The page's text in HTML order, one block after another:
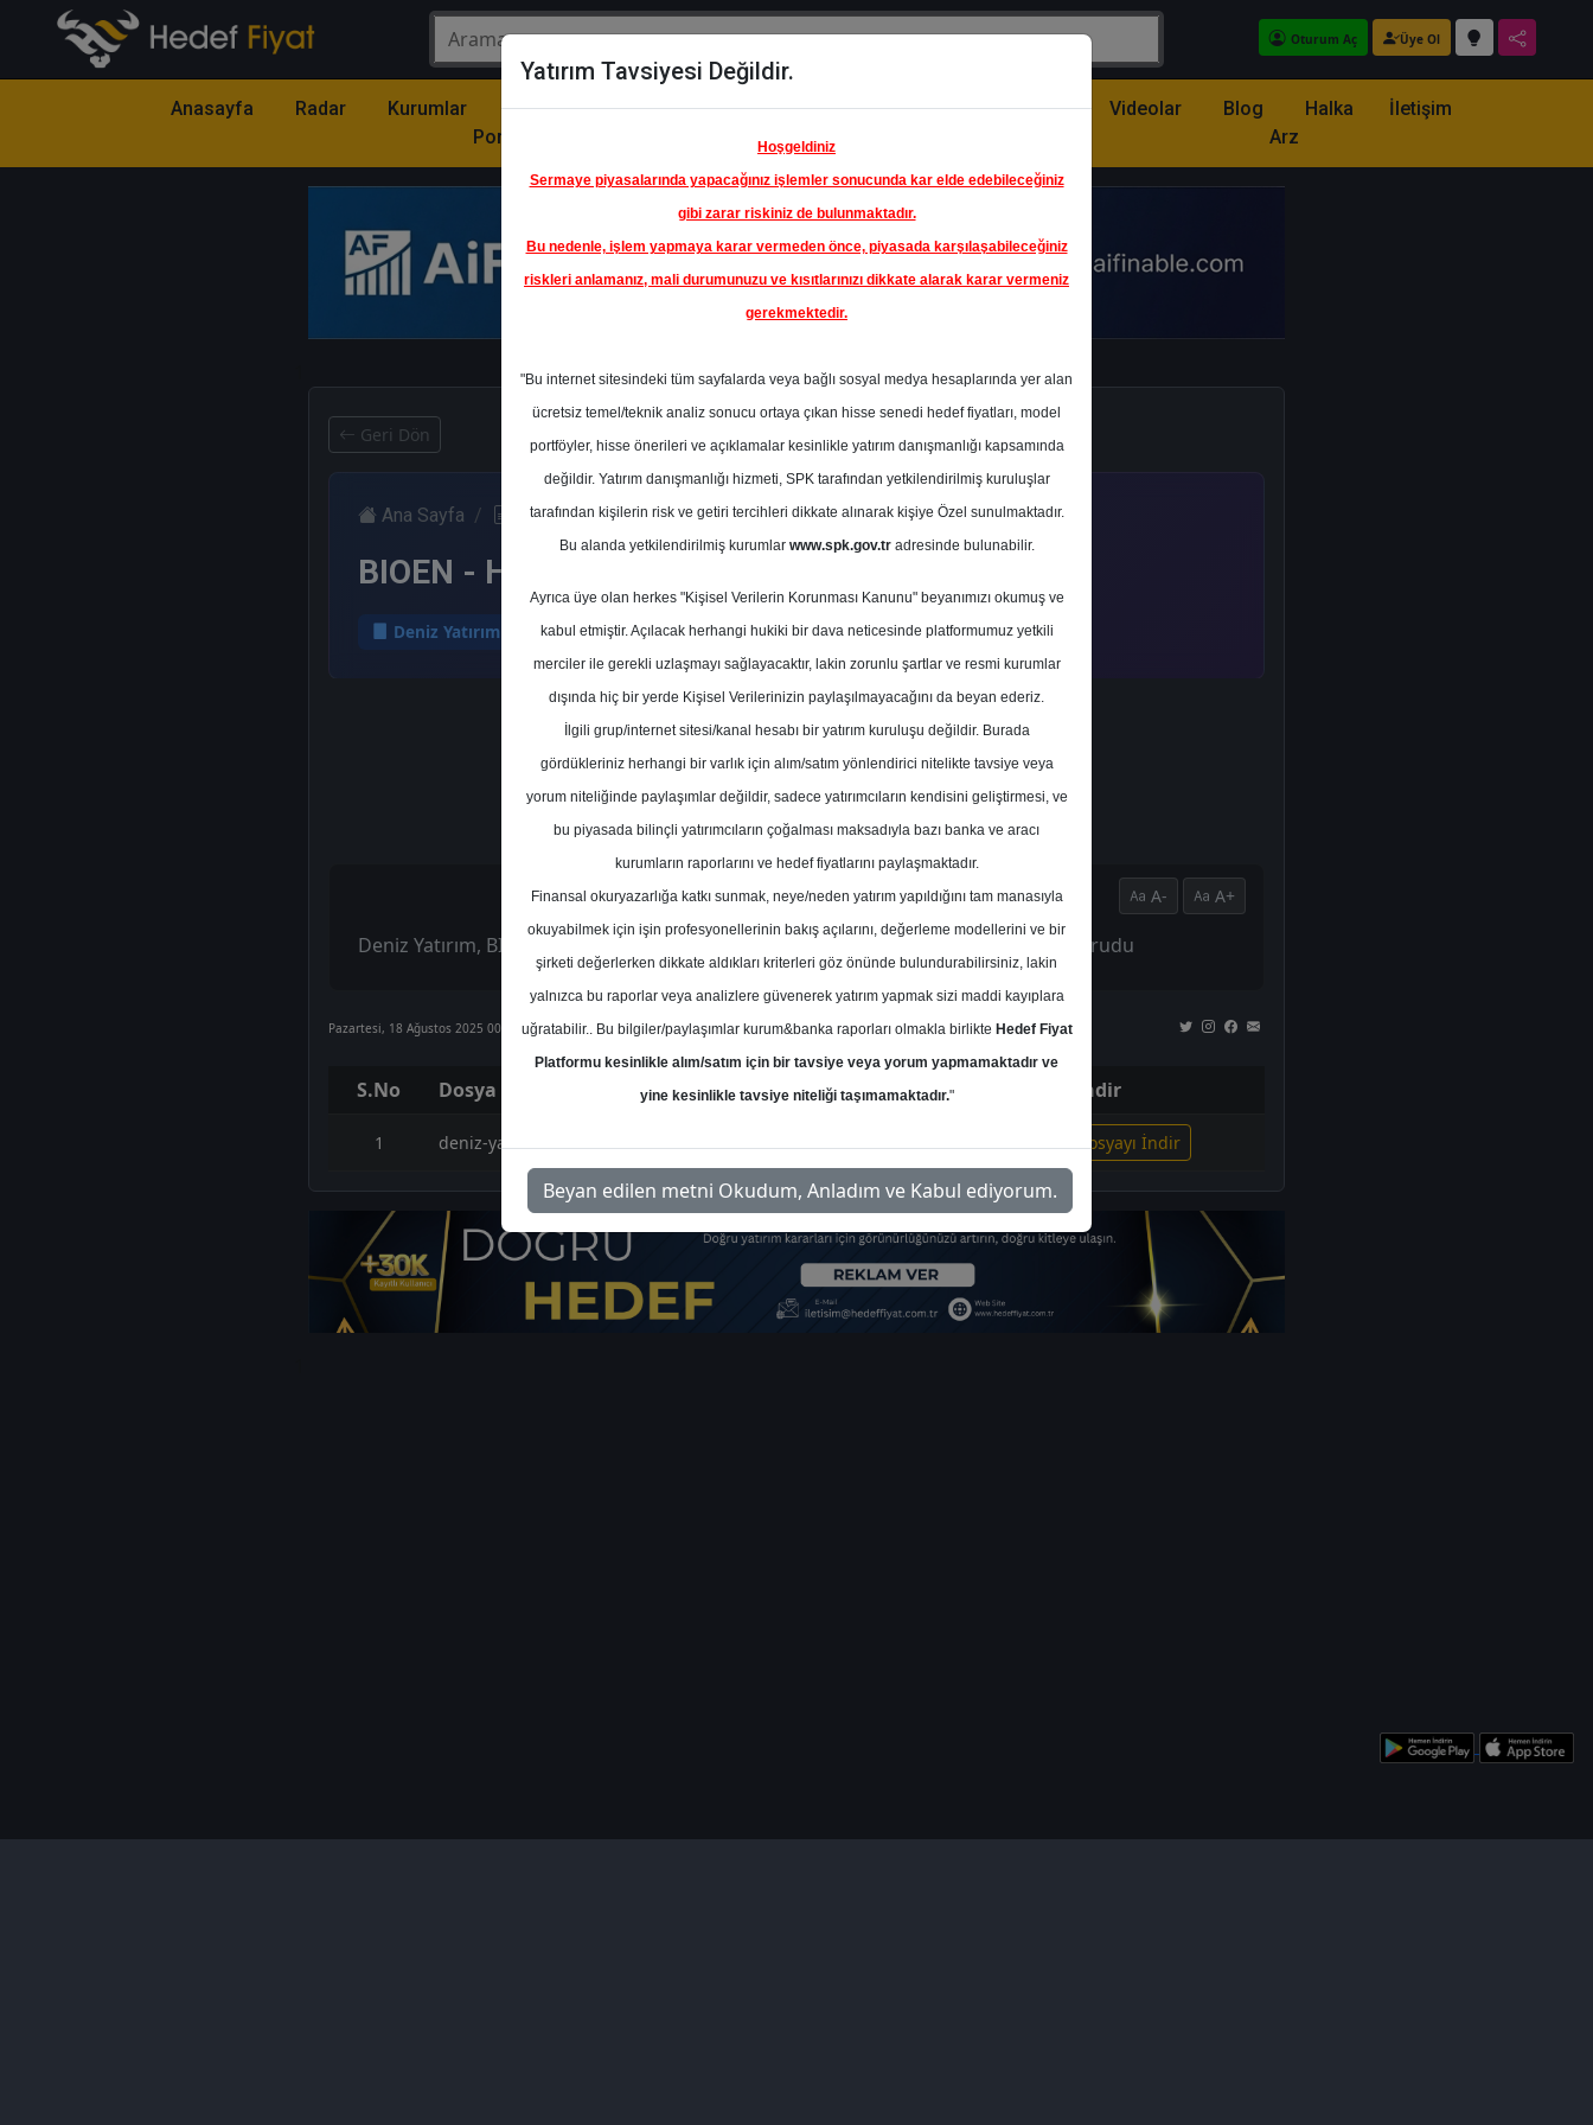
Oturum Aç Üye Ol
Anasayfa Radar Kurumlar
Model
Portföy
Hisse
Öne
Çıkanlar
Raporlar Partnerlerimiz Videolar Blog
Halka
Arz
İletişim
Geri Dön
Ana Sayfa Raporlar Deniz Yatırım Rapor Detay
BIOEN - Hedef Fiyat
Deniz Yatırım 18 Ağustos 2025
A- A+
Deniz Yatırım, BIOEN-Biotrend için hedef fiyatını 24.2 TL, tavsiyesini "tut" olarak korudu
Pazartesi, 18 Ağustos 2025 00:00
S.No Dosya Adı İndir
1 deniz-yatirim-bioen-hedef-fiyat-5438 İlgili Dosyayı İndir
Yatırım Tavsiyesi Değildir.
Hoşgeldiniz
Sermaye piyasalarında yapacağınız işlemler sonucunda kar elde edebileceğiniz
gibi zarar riskiniz de bulunmaktadır.
Bu nedenle, işlem yapmaya karar vermeden önce, piyasada karşılaşabileceğiniz
riskleri anlamanız, mali durumunuzu ve kısıtlarınızı dikkate alarak karar vermeniz
gerekmektedir.
"Bu internet sitesindeki tüm sayfalarda veya bağlı sosyal medya hesaplarında yer alan
ücretsiz temel/teknik analiz sonucu ortaya çıkan hisse senedi hedef fiyatları, model
portföyler, hisse önerileri ve açıklamalar kesinlikle yatırım danışmanlığı kapsamında
değildir. Yatırım danışmanlığı hizmeti, SPK tarafından yetkilendirilmiş kuruluşlar
tarafından kişilerin risk ve getiri tercihleri dikkate alınarak kişiye Özel sunulmaktadır.
Bu alanda yetkilendirilmiş kurumlar www.spk.gov.tradresinde bulunabilir.
Ayrıca üye olan herkes "Kişisel Verilerin Korunması Kanunu" beyanımızı okumuş ve
kabul etmiştir. Açılacak herhangi hukiki bir dava neticesinde platformumuz yetkili
merciler ile gerekli uzlaşmayı sağlayacaktır, lakin zorunlu şartlar ve resmi kurumlar
dışında hiç bir yerde Kişisel Verilerinizin paylaşılmayacağını da beyan ederiz.
İlgili grup/internet sitesi/kanal hesabı bir yatırım kuruluşu değildir. Burada
gördükleriniz herhangi bir varlık için alım/satım yönlendirici nitelikte tavsiye veya
yorum niteliğinde paylaşımlar değildir, sadece yatırımcıların kendisini geliştirmesi, ve
bu piyasada bilinçli yatırımcıların çoğalması maksadıyla bazı banka ve aracı
kurumların raporlarını ve hedef fiyatlarını paylaşmaktadır.
Finansal okuryazarlığa katkı sunmak, neye/neden yatırım yapıldığını tam manasıyla
okuyabilmek için işin profesyonellerinin bakış açılarını, değerleme modellerini ve bir
şirketi değerlerken dikkate aldıkları kriterleri göz önünde bulundurabilirsiniz, lakin
yalnızca bu raporlar veya analizlere güvenerek yatırım yapmak sizi maddi kayıplara
uğratabilir.. Bu bilgiler/paylaşımlar kurum&banka raporları olmakla birlikte Hedef Fiyat
Platformu kesinlikle alım/satım için bir tavsiye veya yorum yapmamaktadır ve
yine kesinlikle tavsiye niteliği taşımamaktadır."
Beyan edilen metni Okudum, Anladım ve Kabul ediyorum.